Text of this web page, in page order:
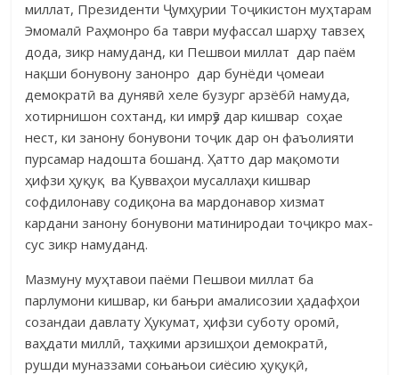
миллат, Президенти Ҷумҳурии Тоҷикистон муҳ­тарам
Эмомалӣ Раҳмонро ба таври муфассал шарҳу тавзеҳ
дода, зикр намуданд, ки Пешвои миллат дар паём
нақши бону­вону за­нонро дар бунёди ҷомеаи
демократӣ ва дунявӣ хеле бузург арзёбӣ намуда,
хотирнишон сохтанд, ки имрӯз дар кишвар соҳае
нест, ки занону бонувони тоҷик дар он фаъолияти
пурсамар надошта бошанд. Ҳатто дар мақомоти
ҳифзи ҳуқуқ ва Қувваҳои мусаллаҳи кишвар
софдилонаву соди­қона ва мар­донавор хизмат
кардани занону бонувони матиниродаи то­ҷикро мах­
сус зикр намуданд.
Мазмуну муҳтавои паёми Пешвои миллат ба
парлумони кишвар, ки бањри амалисозии ҳадафҳои
созандаи давлату Ҳукумат, ҳифзи суботу оро­мӣ,
ваҳдати миллӣ, таҳкими арзишҳои демократӣ,
рушди муназзами со­њањои сиёсию ҳуқуқӣ,